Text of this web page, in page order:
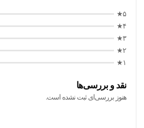
۵★
۴★
۳★
۲★
۱★
نقد و بررسی‌ها
هنوز بررسی‌ای ثبت نشده است.